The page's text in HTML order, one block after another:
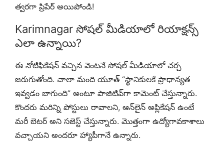
త్వరగా ప్రిపేర్ అయిపోండి!
Karimnagar సోషల్ మీడియాలో రియాక్షన్స్
ఎలా ఉన్నాయి?
ఈ నోటిఫికేషన్ వచ్చిన వెంటనే సోషల్ మీడియాలో చర్చ
జరుగుతోంది. చాలా మంది యూత్ “స్థానికులకే ప్రాధాన్యత
ఇవ్వడం బాగుంది” అంటూ పాజిటివ్‌గా కామెంట్ చేస్తున్నారు.
కొందరు మరిన్ని పోస్టులు రావాలని, ఆన్‌లైన్ అప్లికేషన్ ఉంటే
మరీ బెటర్ అని సజెస్ట్ చేస్తున్నారు. మొత్తంగా ఉద్యోగావకాశాలు
వచ్చాయని అందరూ హ్యాపీగానే ఉన్నారు.